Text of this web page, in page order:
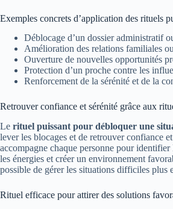
Exemples concrets d’application des rituels
Déblocage d’un dossier administratif
Amélioration des relations familiales
Ouverture de nouvelles opportunités
Protection d’un proche contre les
Renforcement de la sérénité et de la
Retrouver confiance et sérénité grâce aux
Le rituel puissant pour débloquer une
lever les blocages et de retrouver confiance
accompagne chaque personne pour identifier
les énergies et créer un environnement
possible de gérer les situations difficiles plus
Rituel efficace pour attirer des solutions